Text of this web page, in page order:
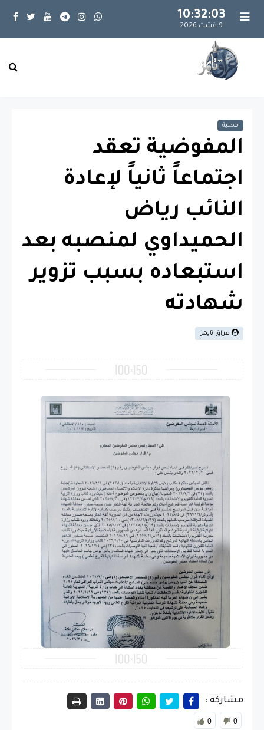
10:32:04
9 غشت 2026
محلية
المفوضية تعقد
اجتماعاً ثانياً لإعادة
النائب رياض
الحميداوي لمنصبه بعد
استبعاده بسبب تزوير
شهادته
عراق تايمز
مشاركة :
0 0